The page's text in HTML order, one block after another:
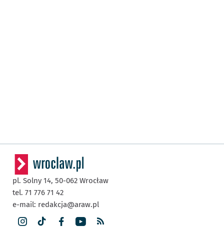
pl. Solny 14, 50-062 Wrocław
tel. 71 776 71 42
e-mail: redakcja@araw.pl